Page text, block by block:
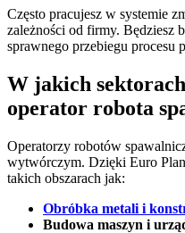
Często pracujesz w systemie
zależności od firmy. Będziesz
sprawnego przebiegu procesu
W jakich
operator robota
Operatorzy robotów
wytwórczym. Dzięki Euro
takich obszarach jak:
Obróbka metali i
Budowa maszyn i